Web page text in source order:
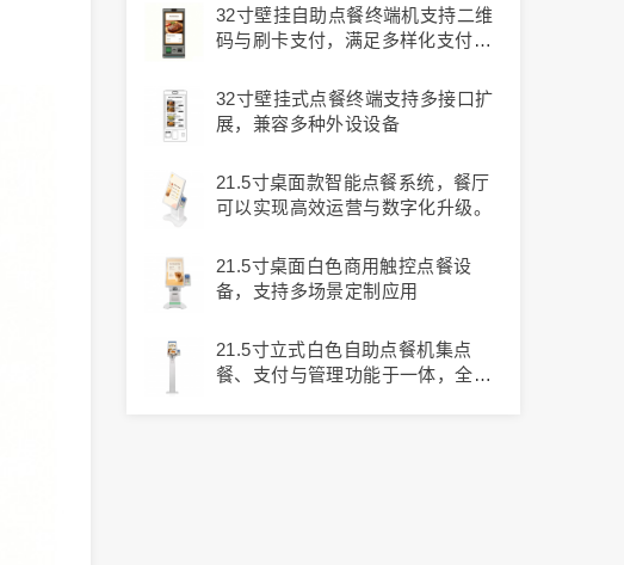
32寸壁挂自助点餐终端机支持二维
码与刷卡支付，满足多样化支付场
32寸壁挂式点餐终端支持多接口扩
展，兼容多种外设设备
21.5寸桌面款智能点餐系统，餐厅
可以实现高效运营与数字化升级。
21.5寸桌面白色商用触控点餐设
备，支持多场景定制应用
21.5寸立式白色自助点餐机集点
餐、支付与管理功能于一体，全面